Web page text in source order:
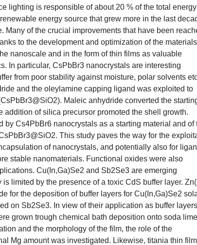
lighting is responsible of about 20 % of the total energy
energy source that grew more in the last
of the crucial improvements that have been
to the development and optimization of the materials
nanoscale and in the form of thin films as valuable
In particular, CsPbBr3 nanocrystals are interesting
from poor stability against moisture, polar solvents
and the oleylamine capping ligand was exploited to
Maleic anhydride converted the
of silica precursor promoted the shell growth.
Cs4PbBr6 nanocrystals as a starting material and of
This study paves the way for the
of nanocrystals, and potentially also for
stable nanomaterials. Functional oxides were also
Cu(In,Ga)Se2 and Sb2Se3 are emerging
limited by the presence of a toxic CdS buffer layer.
for the deposition of buffer layers for Cu(In,Ga)Se2
on Sb2Se3. In view of their application as buffer
grown trough chemical bath deposition onto soda lime
and the morphology of the film, the role of the
Mg amount was investigated. Likewise, titania thin